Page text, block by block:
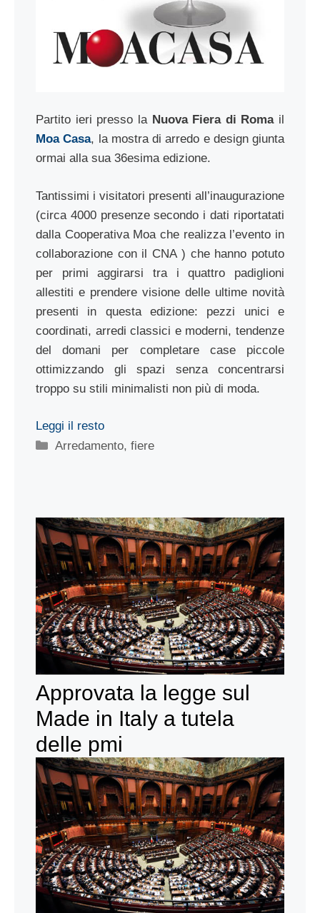
Partito ieri presso la Nuova Fiera di Romail
Moa Casa, la mostra di arredo e design giunta
ormai alla sua 36esima edizione.
Tantissimi i visitatori presenti all’inaugurazione
(circa 4000 presenze secondo i dati riportatati
dalla Cooperativa Moa che realizza l’evento in
collaborazione con il CNA ) che hanno potuto
per primi aggirarsi tra i quattro padiglioni
allestiti e prendere visione delle ultime novità
presenti in questa edizione: pezzi unici e
coordinati, arredi classici e moderni, tendenze
del domani per completare case piccole
ottimizzando gli spazi senza concentrarsi
troppo su stili minimalisti non più di moda.
Leggi il resto
Categorie
Arredamento,fiere
Approvata la legge sul
Made in Italy a tutela
delle pmi